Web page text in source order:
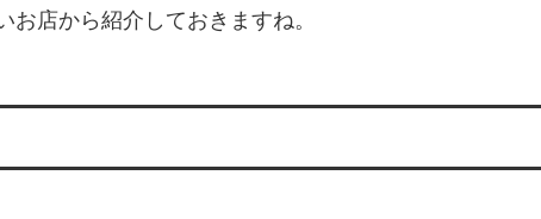
店から紹介しておきますね。